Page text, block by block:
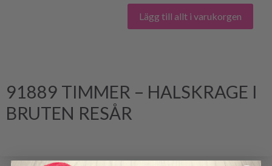
Lägg till allt i varukorgen
91889 TIMMER – HALSKRAGE I
BRUTEN RESÅR